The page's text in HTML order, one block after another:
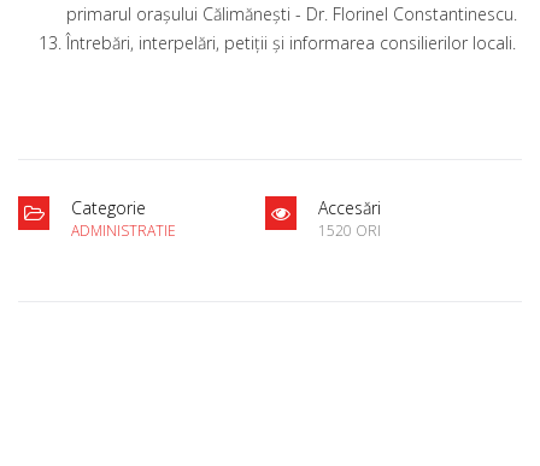
primarul oraşului Călimăneşti - Dr. Florinel Constantinescu.
Întrebări, interpelări, petiţii şi informarea consilierilor locali.
Categorie
ADMINISTRATIE
Accesări
1520 ORI